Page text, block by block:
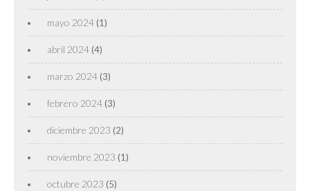
mayo 2024 (1)
abril 2024 (4)
marzo 2024 (3)
febrero 2024 (3)
diciembre 2023 (2)
noviembre 2023 (1)
octubre 2023 (5)